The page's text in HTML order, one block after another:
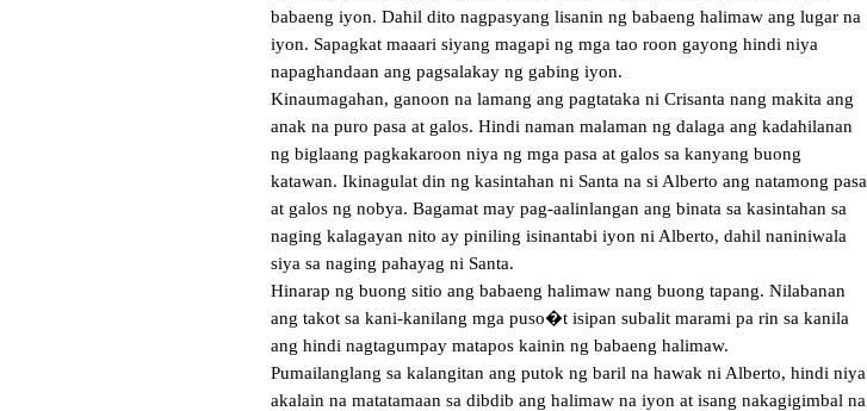
babaeng iyon. Dahil dito nagpasyang lisanin ng babaeng halimaw ang lugar na
iyon. Sapagkat maaari siyang magapi ng mga tao roon gayong hindi niya
napaghandaan ang pagsalakay ng gabing iyon.
Kinaumagahan, ganoon na lamang ang pagtataka ni Crisanta nang makita ang
anak na puro pasa at galos. Hindi naman malaman ng dalaga ang kadahilanan
ng biglaang pagkakaroon niya ng mga pasa at galos sa kanyang buong
katawan. Ikinagulat din ng kasintahan ni Santa na si Alberto ang natamong pasa
at galos ng nobya. Bagamat may pag-aalinlangan ang binata sa kasintahan sa
naging kalagayan nito ay piniling isinantabi iyon ni Alberto, dahil naniniwala
siya sa naging pahayag ni Santa.
Hinarap ng buong sitio ang babaeng halimaw nang buong tapang. Nilabanan
ang takot sa kani-kanilang mga puso�t isipan subalit marami pa rin sa kanila
ang hindi nagtagumpay matapos kainin ng babaeng halimaw.
Pumailanglang sa kalangitan ang putok ng baril na hawak ni Alberto, hindi niya
akalain na matatamaan sa dibdib ang halimaw na iyon at isang nakagigimbal na